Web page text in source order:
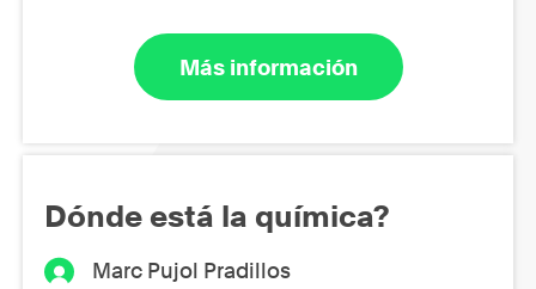
Más información
Dónde está la química?
Marc Pujol Pradillos